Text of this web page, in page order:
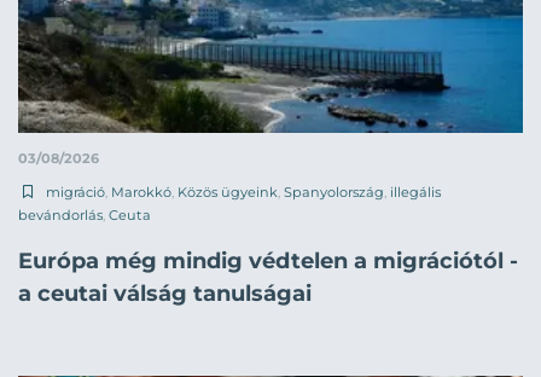
03/08/2026
migráció, Marokkó, Közös ügyeink, Spanyolország, illegális
bevándorlás, Ceuta
Európa még mindig védtelen a migrációtól -
a ceutai válság tanulságai